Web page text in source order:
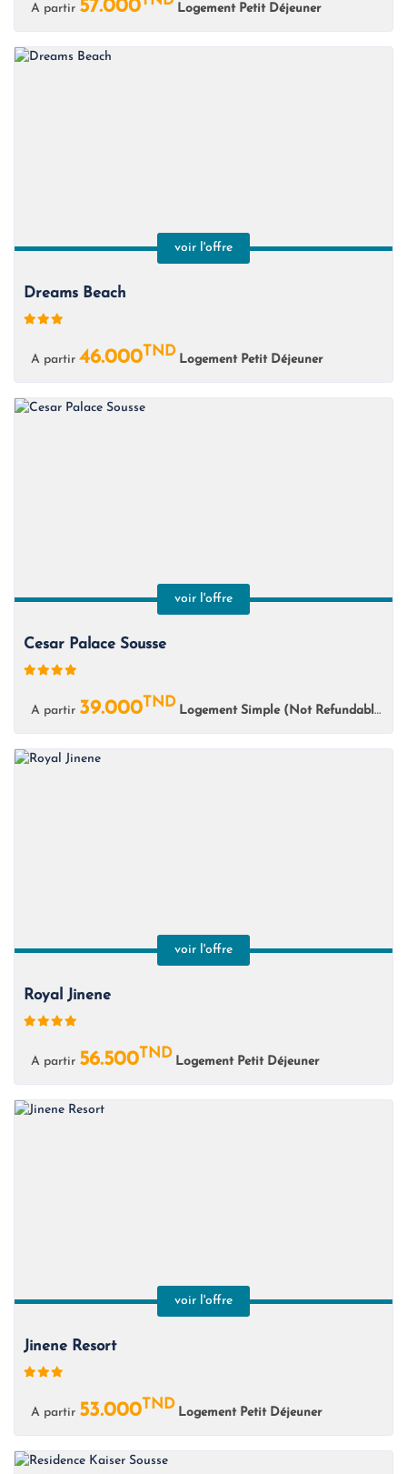
A partir 57.000 Logement Petit Déjeuner
voir l'offre
Dreams Beach
A partir 46.000TND
Logement Petit Déjeuner
voir l'offre
Cesar Palace Sousse
A partir 39.000TND
Logement Simple (Not Refundable)
voir l'offre
Royal Jinene
A partir 56.500TND
Logement Petit Déjeuner
voir l'offre
Jinene Resort
A partir 53.000TND
Logement Petit Déjeuner